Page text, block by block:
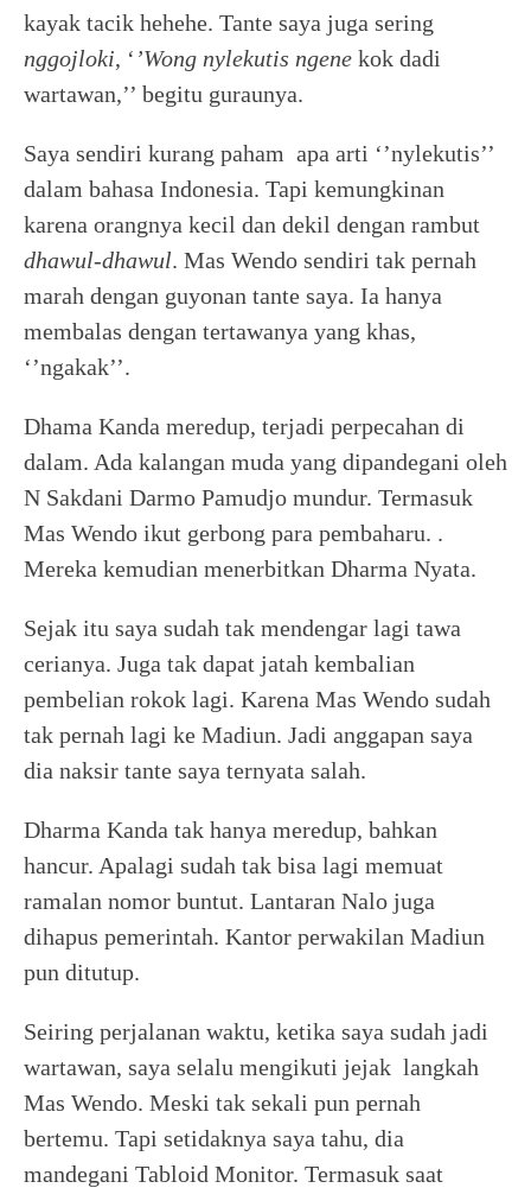
kayak tacik hehehe. Tante saya juga sering
nggojloki, ‘ ’Wong nylekutis ngene kok dadi
wartawan,’’ begitu guraunya.
Saya sendiri kurang paham apa arti ‘’nylekutis’’
dalam bahasa Indonesia. Tapi kemungkinan
karena orangnya kecil dan dekil dengan rambut
dhawul-dhawul. Mas Wendo sendiri tak pernah
marah dengan guyonan tante saya. Ia hanya
membalas dengan tertawanya yang khas,
‘’ngakak’’.
Dhama Kanda meredup, terjadi perpecahan di
dalam. Ada kalangan muda yang dipandegani oleh
N Sakdani Darmo Pamudjo mundur. Termasuk
Mas Wendo ikut gerbong para pembaharu. .
Mereka kemudian menerbitkan Dharma Nyata.
Sejak itu saya sudah tak mendengar lagi tawa
cerianya. Juga tak dapat jatah kembalian
pembelian rokok lagi. Karena Mas Wendo sudah
tak pernah lagi ke Madiun. Jadi anggapan saya
dia naksir tante saya ternyata salah.
Dharma Kanda tak hanya meredup, bahkan
hancur. Apalagi sudah tak bisa lagi memuat
ramalan nomor buntut. Lantaran Nalo juga
dihapus pemerintah. Kantor perwakilan Madiun
pun ditutup.
Seiring perjalanan waktu, ketika saya sudah jadi
wartawan, saya selalu mengikuti jejak langkah
Mas Wendo. Meski tak sekali pun pernah
bertemu. Tapi setidaknya saya tahu, dia
mandegani Tabloid Monitor. Termasuk saat